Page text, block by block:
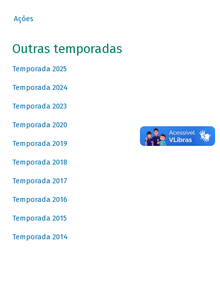
Ações
Outras temporadas
Temporada 2025
Temporada 2024
Temporada 2023
Temporada 2020
Temporada 2019
Temporada 2018
Temporada 2017
Temporada 2016
Temporada 2015
Temporada 2014